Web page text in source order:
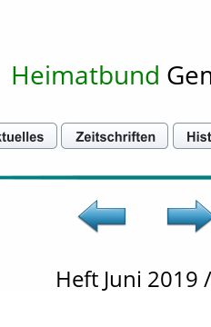
Heimatbund
Heft Juni 2019